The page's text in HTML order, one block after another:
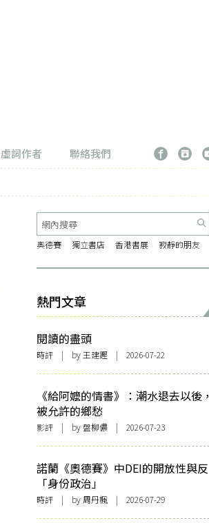
虛詞作者
聯絡我們
奧德賽 獨立書店 香港書展 寂靜的朋友
熱門文章
閱讀的盡頭
時評 | by 王建鏗 | 2026-07-22
《給阿嬤的情書》：潮水退去以後，
被允許的鄉愁
影評 | by 盤柳儂 | 2026-07-23
諾蘭《奧德賽》中DEI的開放性與反
「身份政治」
時評 | by 周丹楓 | 2026-07-29